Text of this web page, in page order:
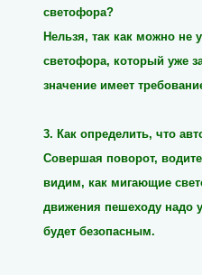
светофора?
Нельзя, так как можно не
светофора, который уже
значение имеет
3. Как определить, что
Совершая поворот,
видим, как мигающие
движения пешеходу надо
будет безопасным.